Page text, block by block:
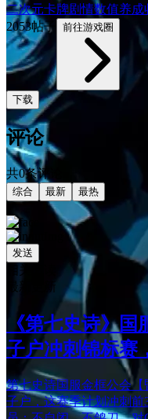
二次元卡牌剧情数值养成
2053帖子
前往游戏圈
下载
评论
共0条评论
综合 最新 最热
发送
相关阅读
最新更新
《第七史诗》
子户冲刺锦标赛
第七史诗国服金框公会【
子户，这赛季计划冲刺